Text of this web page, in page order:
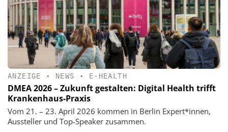
ANZEIGE • NEWS • E-HEALTH
DMEA 2026 – Zukunft gestalten: Digital Health trifft
Krankenhaus-Praxis
Vom 21. – 23. April 2026 kommen in Berlin Expert*innen,
Aussteller und Top-Speaker zusammen.